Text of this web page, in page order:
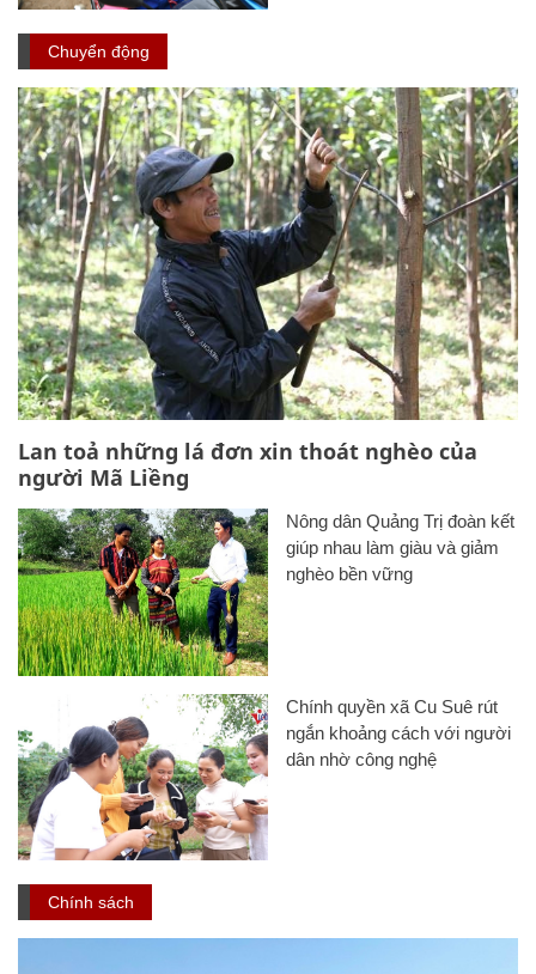
Lan toả những lá đơn xin thoát nghèo của
người Mã Liềng
Nông dân Quảng Trị đoàn kết
giúp nhau làm giàu và giảm
nghèo bền vững
ngắn khoảng cách với người
dân nhờ công nghệ